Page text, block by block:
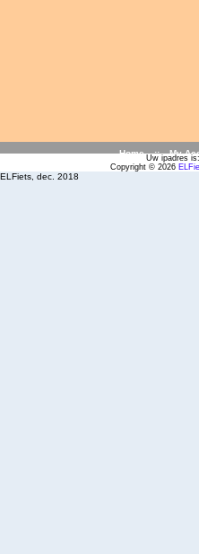
Home :: My
Uw ipadres
Copyright © 2026
ELFiets, dec. 2018